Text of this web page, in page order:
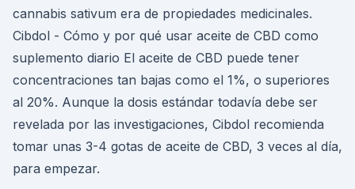
cannabis sativum era de propiedades medicinales.
Cibdol - Cómo y por qué usar aceite de CBD como
suplemento diario El aceite de CBD puede tener
concentraciones tan bajas como el 1%, o superiores
al 20%. Aunque la dosis estándar todavía debe ser
revelada por las investigaciones, Cibdol recomienda
tomar unas 3-4 gotas de aceite de CBD, 3 veces al día,
para empezar.